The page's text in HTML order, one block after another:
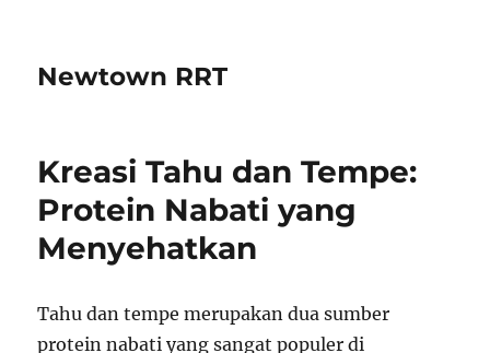
Newtown RRT
Kreasi Tahu dan Tempe:
Protein Nabati yang
Menyehatkan
Tahu dan tempe merupakan dua sumber
protein nabati yang sangat populer di